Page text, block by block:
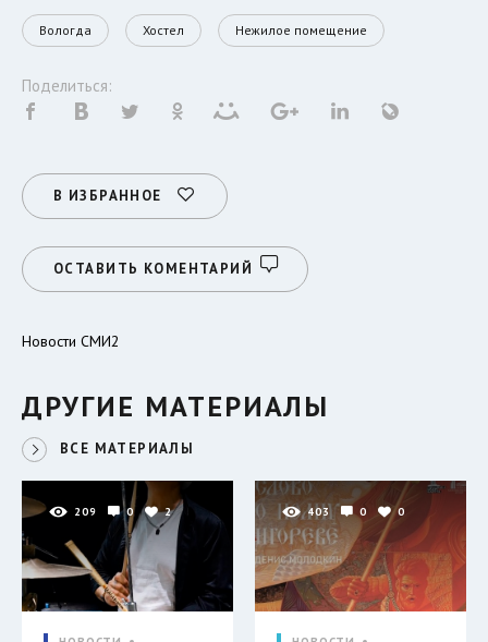
Вологда Хостел Нежилое помещение
Поделиться:
В ИЗБРАННОЕ
ОСТАВИТЬ КОМЕНТАРИЙ
Новости СМИ2
ДРУГИЕ МАТЕРИАЛЫ
ВСЕ МАТЕРИАЛЫ
209 0 2 403 0 0